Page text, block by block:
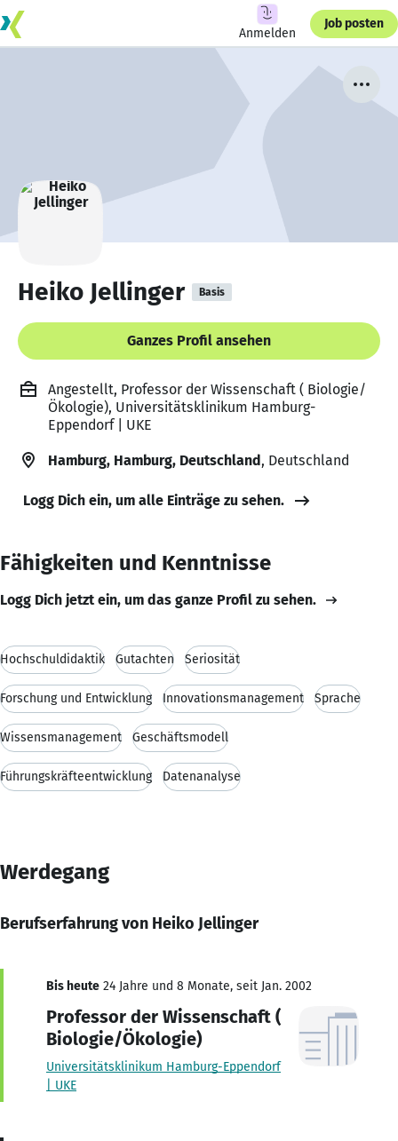
Anmelden
Job posten
Heiko Jellinger Basis
Ganzes Profil ansehen
Angestellt, Professor der Wissenschaft ( Biologie/
Ökologie), Universitätsklinikum Hamburg-
Eppendorf | UKE
Hamburg, Hamburg, Deutschland, Deutschland
Logg Dich ein, um alle Einträge zu sehen.
Fähigkeiten und Kenntnisse
Logg Dich jetzt ein, um das ganze Profil zu sehen.
Hochschuldidaktik Gutachten Seriosität
Forschung und Entwicklung Innovationsmanagement Sprache
Wissensmanagement Geschäftsmodell
Führungskräfteentwicklung Datenanalyse
Werdegang
Berufserfahrung von Heiko Jellinger
Bis heute 24 Jahre und 8 Monate, seit Jan. 2002
Professor der Wissenschaft (
Biologie/Ökologie)
Universitätsklinikum Hamburg-Eppendorf
| UKE